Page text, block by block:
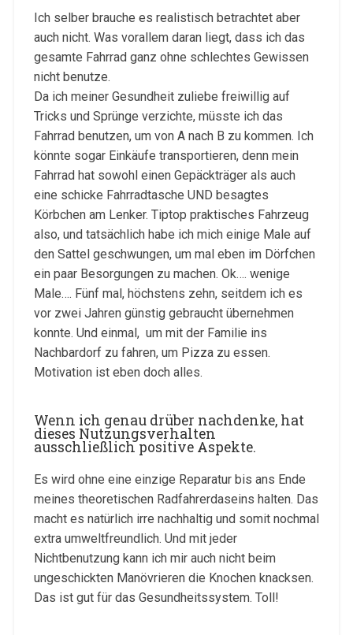
Ich selber brauche es realistisch betrachtet aber
auch nicht. Was vorallem daran liegt, dass ich das
gesamte Fahrrad ganz ohne schlechtes Gewissen
nicht benutze.
Da ich meiner Gesundheit zuliebe freiwillig auf
Tricks und Sprünge verzichte, müsste ich das
Fahrrad benutzen, um von A nach B zu kommen. Ich
könnte sogar Einkäufe transportieren, denn mein
Fahrrad hat sowohl einen Gepäckträger als auch
eine schicke Fahrradtasche UND besagtes
Körbchen am Lenker. Tiptop praktisches Fahrzeug
also, und tatsächlich habe ich mich einige Male auf
den Sattel geschwungen, um mal eben im Dörfchen
ein paar Besorgungen zu machen. Ok…. wenige
Male…. Fünf mal, höchstens zehn, seitdem ich es
vor zwei Jahren günstig gebraucht übernehmen
konnte. Und einmal, um mit der Familie ins
Nachbardorf zu fahren, um Pizza zu essen.
Motivation ist eben doch alles.
Wenn ich genau drüber nachdenke, hat
dieses Nutzungsverhalten
ausschließlich positive Aspekte.
Es wird ohne eine einzige Reparatur bis ans Ende
meines theoretischen Radfahrerdaseins halten. Das
macht es natürlich irre nachhaltig und somit nochmal
extra umweltfreundlich. Und mit jeder
Nichtbenutzung kann ich mir auch nicht beim
ungeschickten Manövrieren die Knochen knacksen.
Das ist gut für das Gesundheitssystem. Toll!